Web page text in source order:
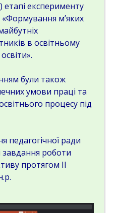
етапі експерименту
«Формування м’яких
в освітньому
були також
умови праці та
процесу під
ради
завдання роботи
протягом ІІ